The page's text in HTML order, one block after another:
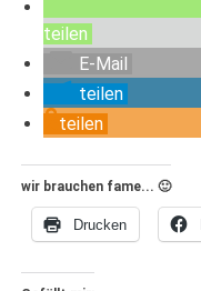
teilen
E-Mail
teilen
teilen
wir brauchen fame... 🙂
Drucken